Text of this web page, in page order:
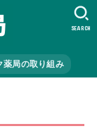
薬局の取り組み
SEARCH